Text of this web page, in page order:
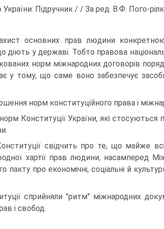
Підручник / / За ред. В.Ф. Пого-
основних прав людини
у державі. Тобто правова
норм міжнародних договорів
у тому, що саме воно забезпечує
норм конституційного права і
Конституції України, які
свідчить про те, що майже
хартії прав людини, насамперед
пакту про економічні, соціальні й
сприйняли "ритм" міжнародних
і свобод.